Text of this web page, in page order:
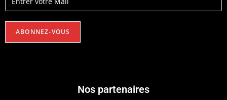
Nos partenaires